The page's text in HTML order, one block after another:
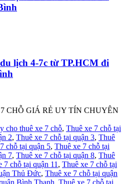
lịch 4-7c từ TP.HCM đi
CHỖ GIÁ RẺ UY TÍN CHUYÊN
cho thuê xe 7 chỗ, Thuê xe 7 chỗ tại
2, Thuê xe 7 chỗ tại quận 3, Thuê
chỗ tại quận 5, Thuê xe 7 chỗ tại
7, Thuê xe 7 chỗ tại quận 8, Thuê
7 chỗ tại quận 11 , Thuê xe 7 chỗ tại
Thủ Đức, Thuê xe 7 chỗ tại quận
Bình Thạnh Thuê xe 7 chỗ tại